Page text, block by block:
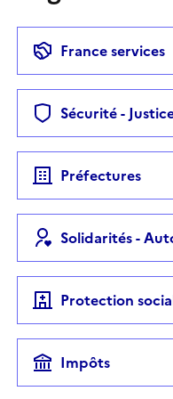
France services
Sécurité -
Préfectures
Solidarités -
Protection
Impôts